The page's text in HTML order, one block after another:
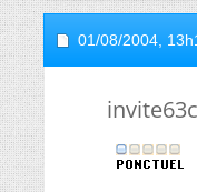
01/08/2004,